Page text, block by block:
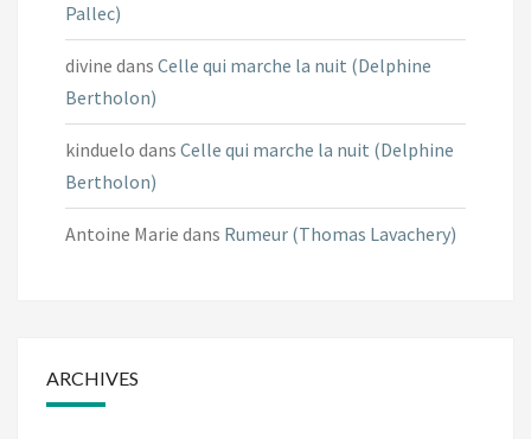
Pallec)
divine dans Celle qui marche la nuit (Delphine
Bertholon)
kinduelo dans Celle qui marche la nuit (Delphine
Bertholon)
Antoine Marie dans Rumeur (Thomas Lavachery)
ARCHIVES